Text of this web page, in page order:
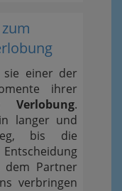
einer der
ihrer
Verlobung.
langer und
bis die
Partner
verbringen